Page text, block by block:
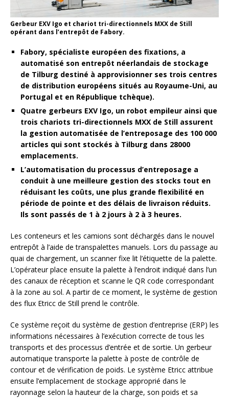
Gerbeur EXV Igo et chariot tri-directionnels MXX de Still
opérant dans l’entrepôt de Fabory.
Fabory, spécialiste européen des fixations, a
automatisé son entrepôt néerlandais de stockage
de Tilburg destiné à approvisionner ses trois centres
de distribution européens situés au Royaume-Uni, au
Portugal et en République tchèque).
Quatre gerbeurs EXV Igo, un robot empileur ainsi que
trois chariots tri-directionnels MXX de Still assurent
la gestion automatisée de l’entreposage des 100 000
articles qui sont stockés à Tilburg dans 28000
emplacements.
L’automatisation du processus d’entreposage a
conduit à une meilleure gestion des stocks tout en
réduisant les coûts, une plus grande flexibilité en
période de pointe et des délais de livraison réduits.
Ils sont passés de 1 à 2 jours à 2 à 3 heures.
Les conteneurs et les camions sont déchargés dans le nouvel
entrepôt à l’aide de transpalettes manuels. Lors du passage au
quai de chargement, un scanner fixe lit l’étiquette de la palette.
L’opérateur place ensuite la palette à l’endroit indiqué dans l’un
des canaux de réception et scanne le QR code correspondant
à la zone au sol. A partir de ce moment, le système de gestion
des flux Etricc de Still prend le contrôle.
Ce système reçoit du système de gestion d’entreprise (ERP) les
informations nécessaires à l’exécution correcte de tous les
transports et des processus d’entrée et de sortie. Un gerbeur
automatique transporte la palette à poste de contrôle de
contour et de vérification de poids. Le système Etricc attribue
ensuite l’emplacement de stockage approprié dans le
rayonnage selon la hauteur de la charge, son poids et sa